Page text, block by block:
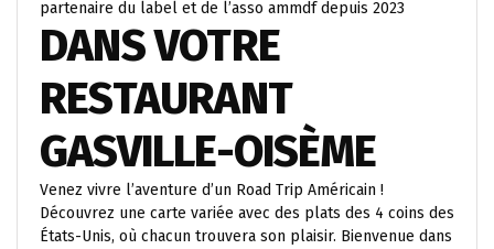
partenaire du label et de l’asso ammdf depuis 2023
DANS VOTRE
RESTAURANT
GASVILLE-OISÈME
Venez vivre l’aventure d’un Road Trip Américain !
Découvrez une carte variée avec des plats des 4 coins des
États-Unis, où chacun trouvera son plaisir. Bienvenue dans